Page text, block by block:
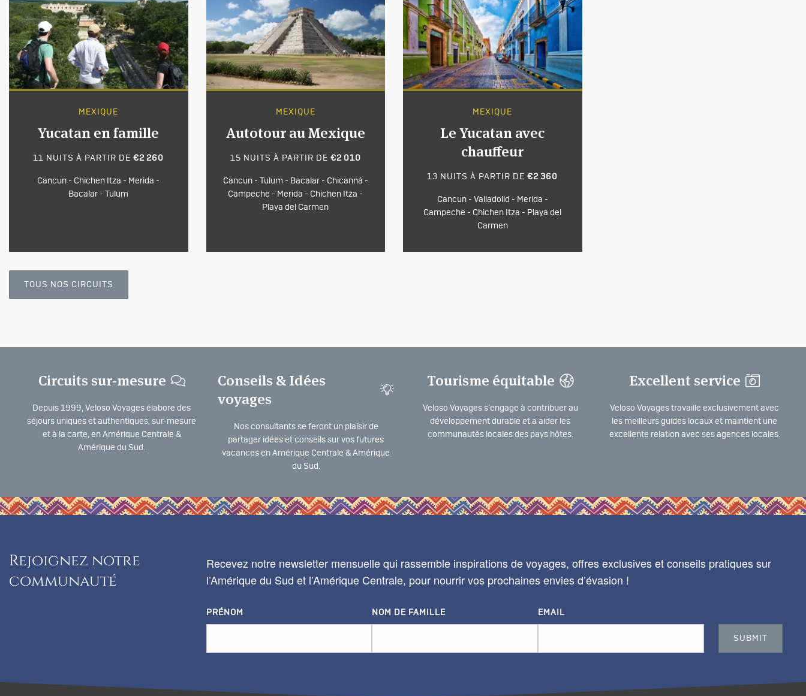
MEXIQUE
Yucatan en famille
11 NUITS À PARTIR DE€2 260
Cancun - Chichen Itza - Merida -
Bacalar - Tulum
MEXIQUE
Autotour au Mexique
15 NUITS À PARTIR DE €2 010
Cancun - Tulum - Bacalar - Chicanná -
Campeche - Merida - Chichen Itza -
Playa del Carmen
MEXIQUE
Le Yucatan avec
chauffeur
13 NUITS À PARTIR DE€2 360
Cancun - Valladolid - Merida -
Campeche - Chichen Itza - Playa del
Carmen
TOUS NOS CIRCUITS
Circuits sur-mesure
Depuis 1999, Veloso Voyages élabore des
séjours uniques et authentiques, sur-mesure
et à la carte, en Amérique Centrale &
Amérique du Sud.
Conseils & Idées
voyages
Nos consultants se feront un plaisir de
partager idées et conseils sur vos futures
vacances en Amérique Centrale & Amérique
du Sud.
Tourisme équitable
Veloso Voyages s’engage à contribuer au
développement durable et a aider les
communautés locales des pays hôtes.
Excellent service
Veloso Voyages travaille exclusivement avec
les meilleurs guides locaux et maintient une
excellente relation avec ses agences locales.
Rejoignez notre
communauté
Recevez notre newsletter mensuelle qui rassemble inspirations de voyages, offres exclusives et conseils pratiques sur
l’Amérique du Sud et l’Amérique Centrale, pour nourrir vos prochaines envies d’évasion !
PRÉNOM NOM DE FAMILLE EMAIL